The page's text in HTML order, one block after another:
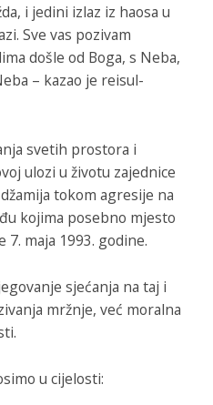
i jedini izlaz iz haosa u
Sve vas pozivam
došle od Boga, s Neba,
– kazao je reisul-
svetih prostora i
ulozi u životu zajednice
tokom agresije na
kojima posebno mjesto
7. maja 1993. godine.
sjećanja na taj i
mržnje, već moralna
u cijelosti: